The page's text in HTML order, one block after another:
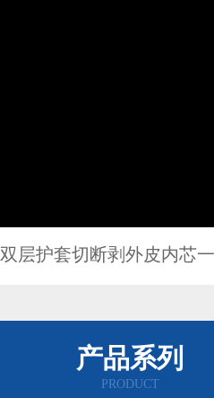
双层护套切断剥外皮内芯
产品系列
PRODUCT